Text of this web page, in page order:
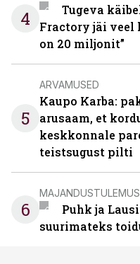
4
Tugeva
Fractory jäi veel
on 20 miljonit”
5
ARVAMUSED
Kaupo Karba:
arusaam, et
keskkonnale
teistsugust pilti
6
Puhk ja
suurimateks